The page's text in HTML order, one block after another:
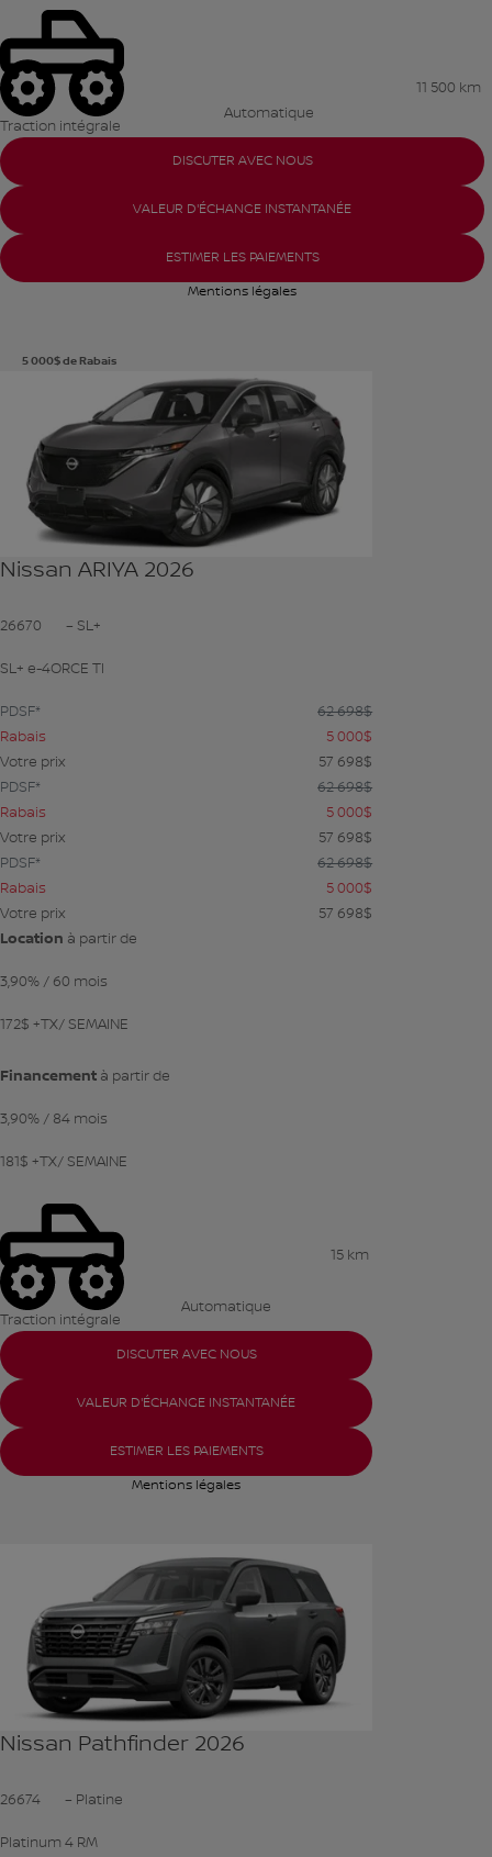
Traction intégrale
Automatique
11 500 km
DISCUTER AVEC NOUS
VALEUR D'ÉCHANGE INSTANTANÉE
ESTIMER LES PAIEMENTS
Mentions légales
5 000$de Rabais
VOIR PLUS
Nissan ARIYA 2026
26670 – SL+
SL+ e-4ORCE TI
PDSF* 62 698$
Rabais
5 000$
Votre prix
57 698$
PDSF*
62 698$
Rabais
5 000$
Votre prix
57 698$
PDSF*
62 698$
Rabais
5 000$
Votre prix
57 698$
Location à partir de
3,90%/ 60 mois
172$ +TX/ SEMAINE
Financement à partir de
3,90%/ 84 mois
181$ +TX/ SEMAINE
Traction intégrale
Automatique
15 km
DISCUTER AVEC NOUS
VALEUR D'ÉCHANGE INSTANTANÉE
ESTIMER LES PAIEMENTS
Mentions légales
VOIR PLUS
Nissan Pathfinder 2026
26674 – Platine
Platinum 4 RM